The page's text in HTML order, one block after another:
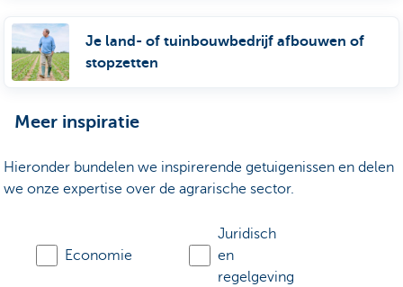
Je land- of tuinbouwbedrijf afbouwen of
stopzetten
Meer inspiratie
Hieronder bundelen we inspirerende getuigenissen en delen
we onze expertise over de agrarische sector.
Economie
Juridisch
en
regelgeving